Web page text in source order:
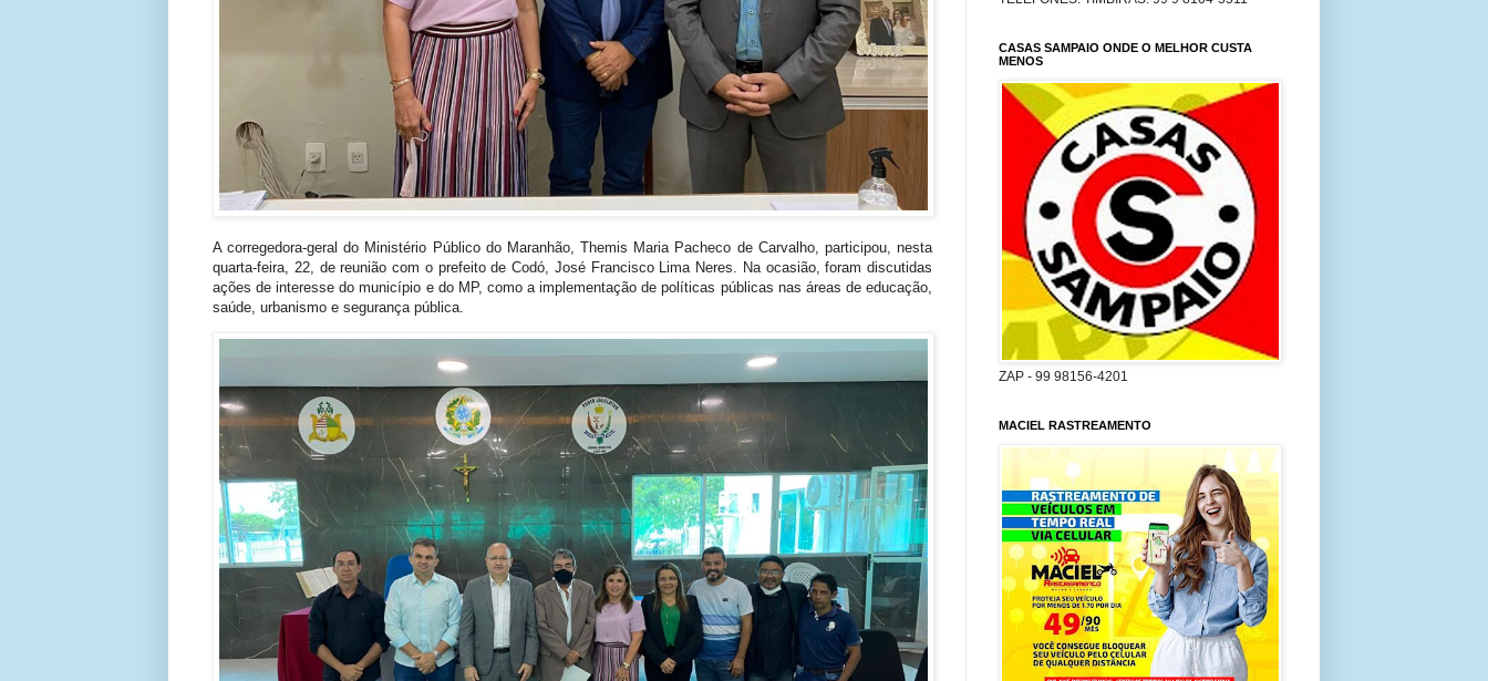
A corregedora-geral do Ministério Público do Maranhão, Themis Maria Pacheco de Carvalho, participou, nesta
quarta-feira, 22, de reunião com o prefeito de Codó, José Francisco Lima Neres. Na ocasião, foram discutidas
ações de interesse do município e do MP, como a implementação de políticas públicas nas áreas de educação,
saúde, urbanismo e segurança pública.
CASAS SAMPAIO ONDE O MELHOR CUSTA
MENOS
ZAP - 99 98156-4201
MACIEL RASTREAMENTO